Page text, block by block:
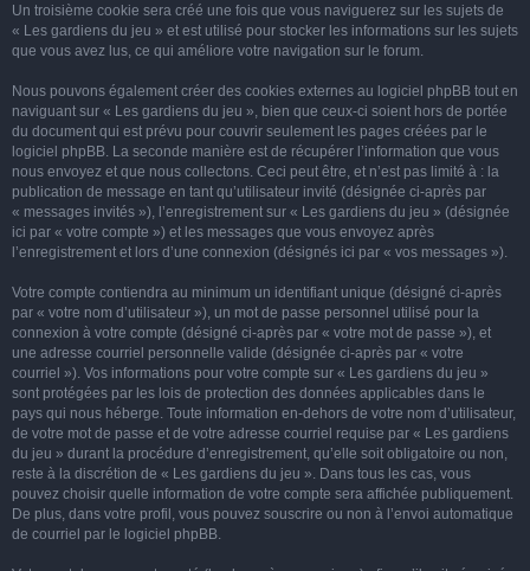
Un troisième cookie sera créé une fois que vous naviguerez sur les sujets de
« Les gardiens du jeu » et est utilisé pour stocker les informations sur les sujets
que vous avez lus, ce qui améliore votre navigation sur le forum.
Nous pouvons également créer des cookies externes au logiciel phpBB tout en
naviguant sur « Les gardiens du jeu », bien que ceux-ci soient hors de portée
du document qui est prévu pour couvrir seulement les pages créées par le
logiciel phpBB. La seconde manière est de récupérer l’information que vous
nous envoyez et que nous collectons. Ceci peut être, et n’est pas limité à : la
publication de message en tant qu’utilisateur invité (désignée ci-après par
« messages invités »), l’enregistrement sur « Les gardiens du jeu » (désignée
ici par « votre compte ») et les messages que vous envoyez après
l’enregistrement et lors d’une connexion (désignés ici par « vos messages »).
Votre compte contiendra au minimum un identifiant unique (désigné ci-après
par « votre nom d’utilisateur »), un mot de passe personnel utilisé pour la
connexion à votre compte (désigné ci-après par « votre mot de passe »), et
une adresse courriel personnelle valide (désignée ci-après par « votre
courriel »). Vos informations pour votre compte sur « Les gardiens du jeu »
sont protégées par les lois de protection des données applicables dans le
pays qui nous héberge. Toute information en-dehors de votre nom d’utilisateur,
de votre mot de passe et de votre adresse courriel requise par « Les gardiens
du jeu » durant la procédure d’enregistrement, qu’elle soit obligatoire ou non,
reste à la discrétion de « Les gardiens du jeu ». Dans tous les cas, vous
pouvez choisir quelle information de votre compte sera affichée publiquement.
De plus, dans votre profil, vous pouvez souscrire ou non à l’envoi automatique
de courriel par le logiciel phpBB.